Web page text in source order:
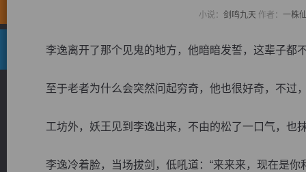
小说： 剑鸣九天 作者： 一株
李逸离开了那个见鬼的地方，他暗暗发誓，这辈子都
至于老者为什么会突然问起穷奇，他也很好奇，不过
工坊外，妖王见到李逸出来，不由的松了一口气，也抹
李逸冷着脸，当场拔剑，低吼道：“来来来，现在是你